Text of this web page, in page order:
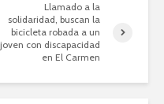
Llamado a la
solidaridad, buscan la
bicicleta robada a un
joven con discapacidad
en El Carmen